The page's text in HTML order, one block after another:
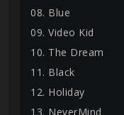
08. Blue
09. Video Kid
10. The Dream
11. Black
12. Holiday
13. NeverMind